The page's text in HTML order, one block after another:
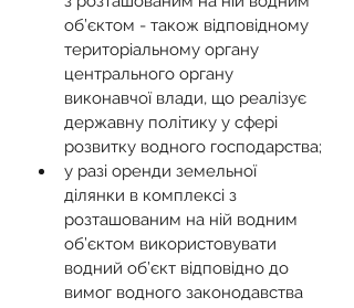
об’єктом - також відповідному
територіальному органу
центрального органу
виконавчої влади, що реалізує
державну політику у сфері
розвитку водного господарства;
у разі оренди земельної
ділянки в комплексі з
розташованим на ній водним
об’єктом використовувати
водний об’єкт відповідно до
вимог водного законодавства